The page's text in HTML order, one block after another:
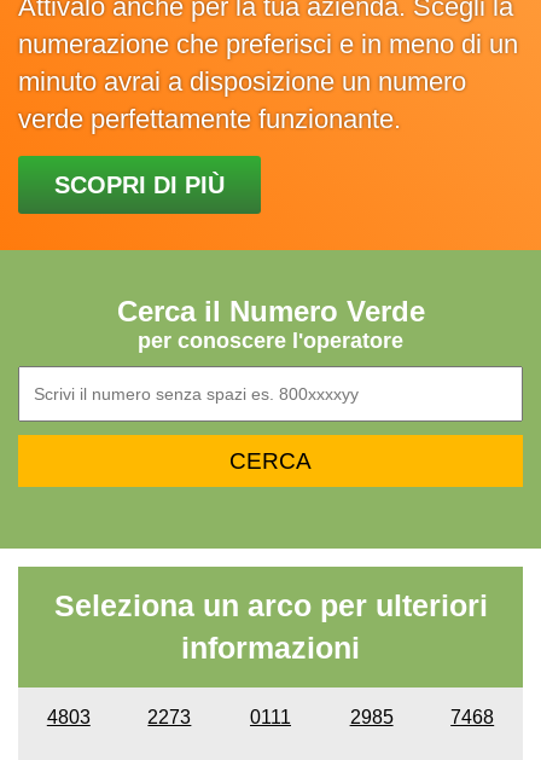
Attivalo anche per la tua azienda. Scegli la
numerazione che preferisci e in meno di un
minuto avrai a disposizione un numero
verde perfettamente funzionante.
SCOPRI DI PIÙ
Cerca il Numero Verde
per conoscere l'operatore
Seleziona un arco per ulteriori
informazioni
4803 2273 0111 2985 7468